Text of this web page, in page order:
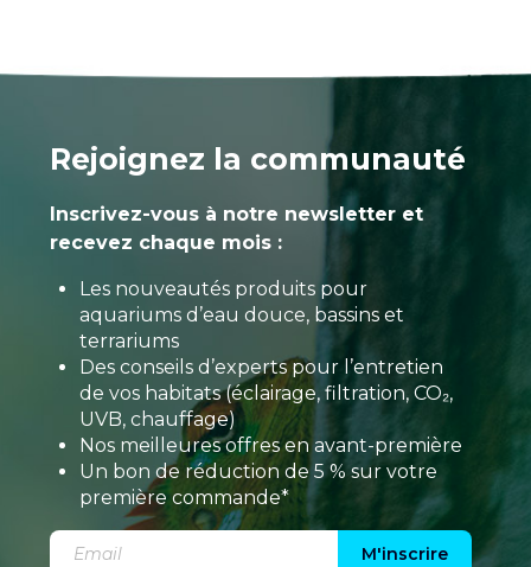
Rejoignez la communauté
Inscrivez-vous à notre newsletter et
recevez chaque mois :
Les nouveautés produits pour
aquariums d’eau douce, bassins et
terrariums
Des conseils d’experts pour l’entretien
de vos habitats (éclairage, filtration, CO₂,
UVB, chauffage)
Nos meilleures offres en avant-première
Un bon de réduction de 5 % sur votre
première commande*
M'inscrire